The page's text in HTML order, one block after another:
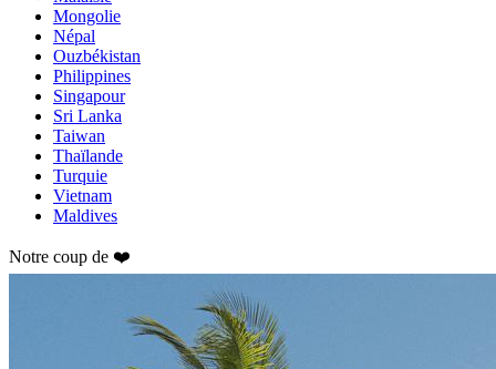
Mongolie
Népal
Ouzbékistan
Philippines
Singapour
Sri Lanka
Taiwan
Thaïlande
Turquie
Vietnam
Maldives
Notre coup de ❤️